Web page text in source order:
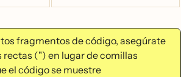
fragmentos de código, asegúrate
(") en lugar de comillas
el código se muestre